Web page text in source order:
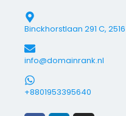
Binckhorstlaan 291 C,
info@domainrank.nl
+8801953395640